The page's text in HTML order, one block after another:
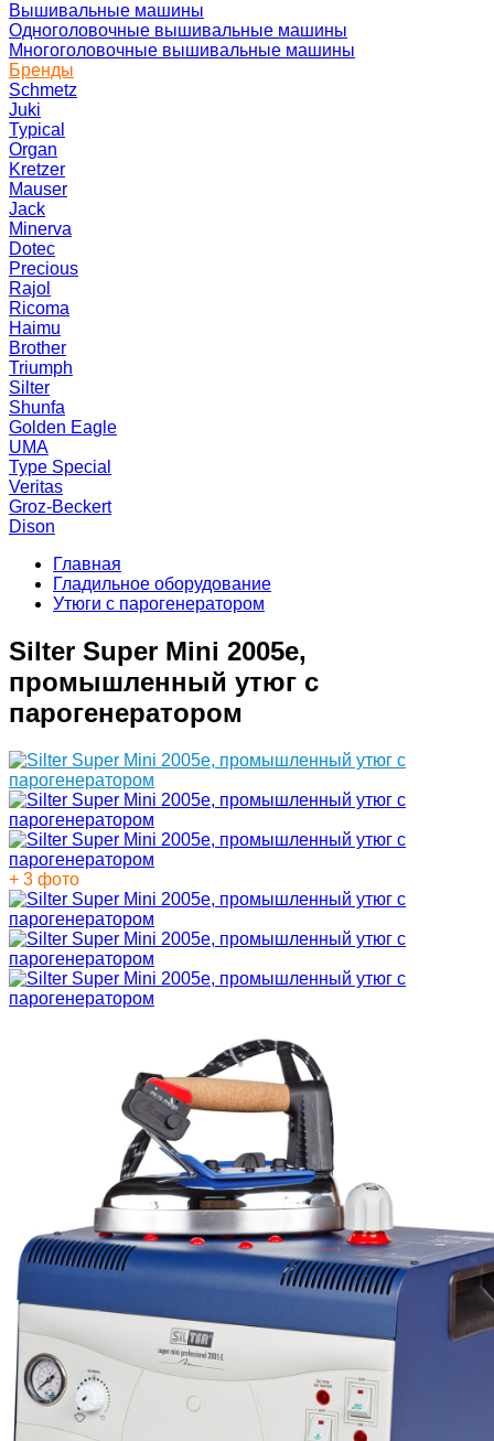
Вышивальные машины
Одноголовочные вышивальные машины
Многоголовочные вышивальные машины
Бренды
Schmetz
Juki
Typical
Organ
Kretzer
Mauser
Jack
Minerva
Dotec
Precious
Rajol
Ricoma
Haimu
Brother
Triumph
Silter
Shunfa
Golden Eagle
UMA
Type Special
Veritas
Groz-Beckert
Dison
Главная
Гладильное оборудование
Утюги с парогенератором
Silter Super Mini 2005e,
промышленный утюг с
парогенератором
+ 3 фото